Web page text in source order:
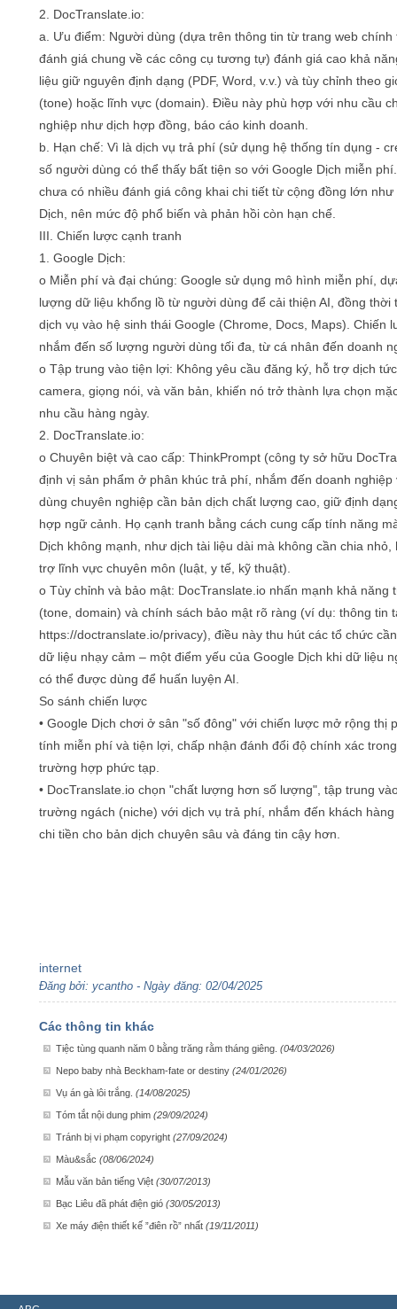
2. DocTranslate.io:
a. Ưu điểm: Người dùng (dựa trên thông tin từ trang web chính
đánh giá chung về các công cụ tương tự) đánh giá cao khả
liệu giữ nguyên định dạng (PDF, Word, v.v.) và tùy chỉnh theo
(tone) hoặc lĩnh vực (domain). Điều này phù hợp với nhu cầu
nghiệp như dịch hợp đồng, báo cáo kinh doanh.
b. Hạn chế: Vì là dịch vụ trả phí (sử dụng hệ thống tín dụng -
số người dùng có thể thấy bất tiện so với Google Dịch miễn
chưa có nhiều đánh giá công khai chi tiết từ cộng đồng lớn như
Dịch, nên mức độ phổ biến và phản hồi còn hạn chế.
III. Chiến lược cạnh tranh
1. Google Dịch:
o Miễn phí và đại chúng: Google sử dụng mô hình miễn phí,
lượng dữ liệu khổng lồ từ người dùng để cải thiện AI, đồng thời
dịch vụ vào hệ sinh thái Google (Chrome, Docs, Maps). Chiến
nhắm đến số lượng người dùng tối đa, từ cá nhân đến doanh
o Tập trung vào tiện lợi: Không yêu cầu đăng ký, hỗ trợ dịch
camera, giọng nói, và văn bản, khiến nó trở thành lựa chọn
nhu cầu hàng ngày.
2. DocTranslate.io:
o Chuyên biệt và cao cấp: ThinkPrompt (công ty sở hữu
định vị sản phẩm ở phân khúc trả phí, nhắm đến doanh nghiệp
dùng chuyên nghiệp cần bản dịch chất lượng cao, giữ định
hợp ngữ cảnh. Họ cạnh tranh bằng cách cung cấp tính năng
Dịch không mạnh, như dịch tài liệu dài mà không cần chia nhỏ,
trợ lĩnh vực chuyên môn (luật, y tế, kỹ thuật).
o Tùy chỉnh và bảo mật: DocTranslate.io nhấn mạnh khả năng
(tone, domain) và chính sách bảo mật rõ ràng (ví dụ: thông tin
https://doctranslate.io/privacy), điều này thu hút các tổ chức
dữ liệu nhạy cảm – một điểm yếu của Google Dịch khi dữ liệu
có thể được dùng để huấn luyện AI.
So sánh chiến lược
• Google Dịch chơi ở sân "số đông" với chiến lược mở rộng thị
tính miễn phí và tiện lợi, chấp nhận đánh đổi độ chính xác
trường hợp phức tạp.
• DocTranslate.io chọn "chất lượng hơn số lượng", tập trung
trường ngách (niche) với dịch vụ trả phí, nhắm đến khách
chi tiền cho bản dịch chuyên sâu và đáng tin cậy hơn.
internet
Đăng bởi: ycantho - Ngày đăng: 02/04/2025
Các thông tin khác
Tiệc tùng quanh năm 0 bằng trăng rằm tháng giêng. (04/03/2026)
Nepo baby nhà Beckham-fate or destiny (24/01/2026)
Vụ án gà lôi trắng. (14/08/2025)
Tóm tắt nội dung phim (29/09/2024)
Tránh bị vi phạm copyright (27/09/2024)
Màu&sắc (08/06/2024)
Mẫu văn bản tiếng Việt (30/07/2013)
Bạc Liêu đã phát điện gió (30/05/2013)
Xe máy điện thiết kế ”điên rồ” nhất (19/11/2011)